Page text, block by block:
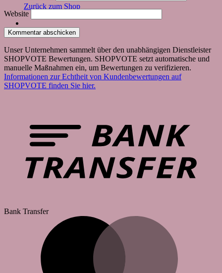
Zurück zum Shop
Website
Unser Unternehmen sammelt über den unabhängigen Dienstleister
SHOPVOTE Bewertungen. SHOPVOTE setzt automatische und
manuelle Maßnahmen ein, um Bewertungen zu verifizieren.
Informationen zur Echtheit von Kundenbewertungen auf
SHOPVOTE finden Sie hier.
Bank Transfer